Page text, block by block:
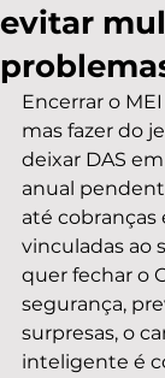
evitar
Encerrar o
mas fazer do
deixar DAS
anual
até cobranças
vinculadas ao
quer fechar o
segurança,
surpresas, o
inteligente é